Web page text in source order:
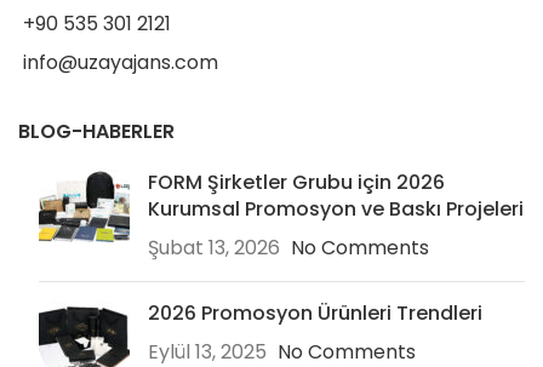
+90 535 301 2121
info@uzayajans.com
BLOG-HABERLER
FORM Şirketler Grubu için 2026
Kurumsal Promosyon ve Baskı Projeleri
Şubat 13, 2026 No Comments
2026 Promosyon Ürünleri Trendleri
Eylül 13, 2025 No Comments